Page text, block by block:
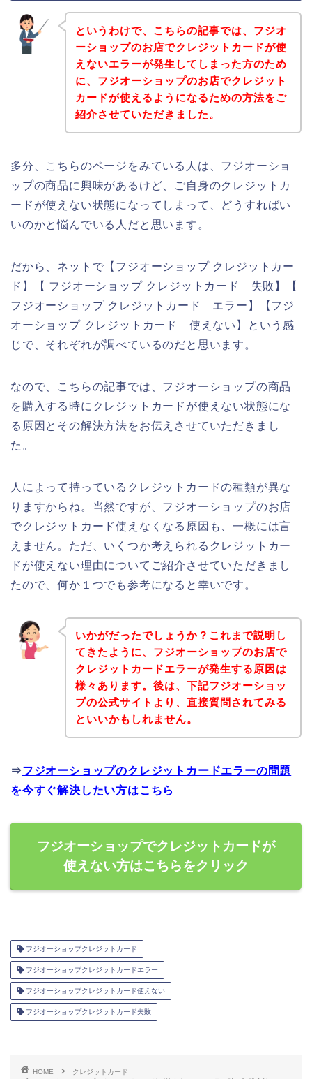
というわけで、こちらの記事では、フジオ
ーショップのお店でクレジットカードが使
えないエラーが発生してしまった方のため
に、フジオーショップのお店でクレジット
カードが使えるようになるための方法をご
紹介させていただきました。
多分、こちらのページをみている人は、フジオーショ
ップの商品に興味があるけど、ご自身のクレジットカ
ードが使えない状態になってしまって、どうすればい
いのかと悩んでいる人だと思います。
だから、ネットで【フジオーショップ クレジットカー
ド】【 フジオーショップ クレジットカード 失敗】【
フジオーショップ クレジットカード エラー】【フジ
オーショップ クレジットカード 使えない】という感
じで、それぞれが調べているのだと思います。
なので、こちらの記事では、フジオーショップの商品
を購入する時にクレジットカードが使えない状態にな
る原因とその解決方法をお伝えさせていただきまし
た。
人によって持っているクレジットカードの種類が異な
りますからね。当然ですが、フジオーショップのお店
でクレジットカード使えなくなる原因も、一概には言
えません。ただ、いくつか考えられるクレジットカー
ドが使えない理由についてご紹介させていただきまし
たので、何か１つでも参考になると幸いです。
いかがだったでしょうか？これまで説明し
てきたように、フジオーショップのお店で
クレジットカードエラーが発生する原因は
様々あります。後は、下記フジオーショッ
プの公式サイトより、直接質問されてみる
といいかもしれません。
⇒フジオーショップのクレジットカードエラーの問題
を今すぐ解決したい方はこちら
フジオーショップでクレジットカードが
使えない方はこちらをクリック
フジオーショップクレジットカード
フジオーショップクレジットカードエラー
フジオーショップクレジットカード使えない
フジオーショップクレジットカード失敗
HOME
クレジットカード